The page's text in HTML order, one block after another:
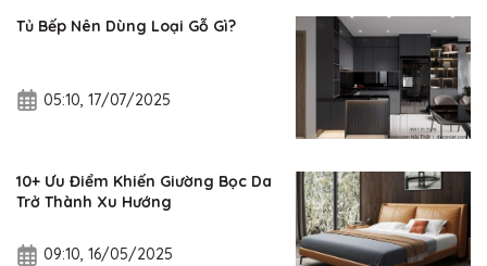
Tủ Bếp Nên Dùng Loại Gỗ Gì?
05:10, 17/07/2025
10+ Ưu Điểm Khiến Giường Bọc Da
Trở Thành Xu Hướng
09:10, 16/05/2025